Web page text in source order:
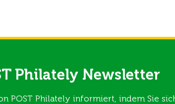
Philately Newsletter
POST Philately informiert, indem Sie